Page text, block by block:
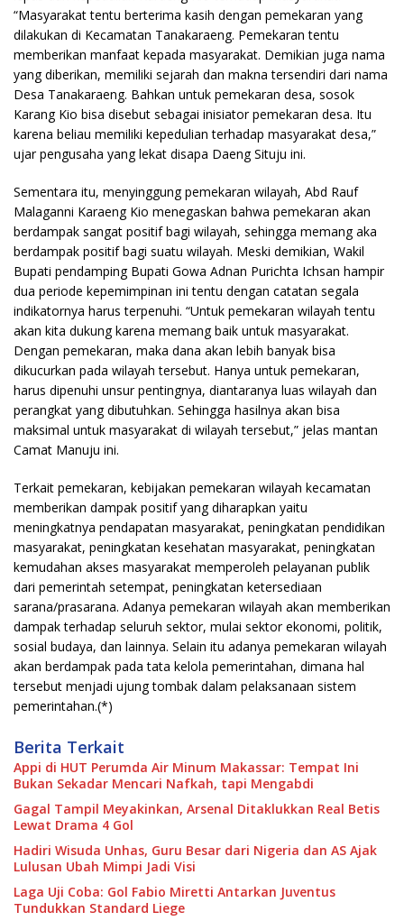
“Masyarakat tentu berterima kasih dengan pemekaran yang
dilakukan di Kecamatan Tanakaraeng. Pemekaran tentu
memberikan manfaat kepada masyarakat. Demikian juga nama
yang diberikan, memiliki sejarah dan makna tersendiri dari nama
Desa Tanakaraeng. Bahkan untuk pemekaran desa, sosok
Karang Kio bisa disebut sebagai inisiator pemekaran desa. Itu
karena beliau memiliki kepedulian terhadap masyarakat desa,”
ujar pengusaha yang lekat disapa Daeng Situju ini.
Sementara itu, menyinggung pemekaran wilayah, Abd Rauf
Malaganni Karaeng Kio menegaskan bahwa pemekaran akan
berdampak sangat positif bagi wilayah, sehingga memang aka
berdampak positif bagi suatu wilayah. Meski demikian, Wakil
Bupati pendamping Bupati Gowa Adnan Purichta Ichsan hampir
dua periode kepemimpinan ini tentu dengan catatan segala
indikatornya harus terpenuhi. “Untuk pemekaran wilayah tentu
akan kita dukung karena memang baik untuk masyarakat.
Dengan pemekaran, maka dana akan lebih banyak bisa
dikucurkan pada wilayah tersebut. Hanya untuk pemekaran,
harus dipenuhi unsur pentingnya, diantaranya luas wilayah dan
perangkat yang dibutuhkan. Sehingga hasilnya akan bisa
maksimal untuk masyarakat di wilayah tersebut,” jelas mantan
Camat Manuju ini.
Terkait pemekaran, kebijakan pemekaran wilayah kecamatan
memberikan dampak positif yang diharapkan yaitu
meningkatnya pendapatan masyarakat, peningkatan pendidikan
masyarakat, peningkatan kesehatan masyarakat, peningkatan
kemudahan akses masyarakat memperoleh pelayanan publik
dari pemerintah setempat, peningkatan ketersediaan
sarana/prasarana. Adanya pemekaran wilayah akan memberikan
dampak terhadap seluruh sektor, mulai sektor ekonomi, politik,
sosial budaya, dan lainnya. Selain itu adanya pemekaran wilayah
akan berdampak pada tata kelola pemerintahan, dimana hal
tersebut menjadi ujung tombak dalam pelaksanaan sistem
pemerintahan.(*)
Berita Terkait
Appi di HUT Perumda Air Minum Makassar: Tempat Ini
Bukan Sekadar Mencari Nafkah, tapi Mengabdi
Gagal Tampil Meyakinkan, Arsenal Ditaklukkan Real Betis
Lewat Drama 4 Gol
Hadiri Wisuda Unhas, Guru Besar dari Nigeria dan AS Ajak
Lulusan Ubah Mimpi Jadi Visi
Laga Uji Coba: Gol Fabio Miretti Antarkan Juventus
Tundukkan Standard Liege